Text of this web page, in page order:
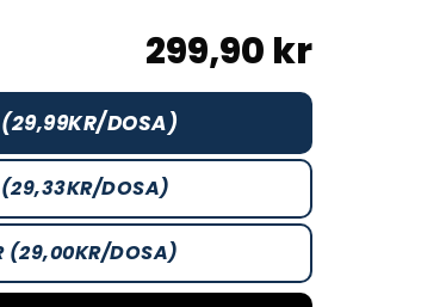
299,90 kr
DOSA)
DOSA)
(29,00KR/DOSA)